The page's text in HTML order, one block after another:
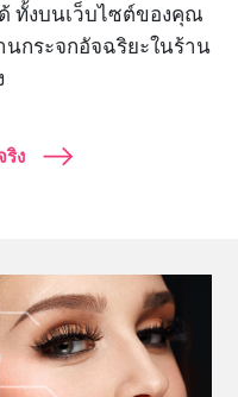
ทั้งบนเว็บไซต์ของคุณ
นกระจกอัจฉริยะในร้าน
ริง